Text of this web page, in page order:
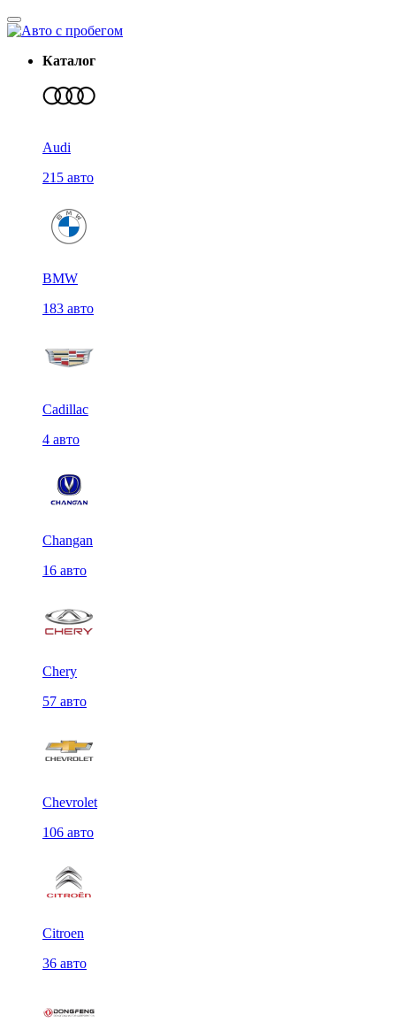
Каталог
Audi
215 авто
BMW
183 авто
Cadillac
4 авто
Changan
16 авто
Chery
57 авто
Chevrolet
106 авто
Citroen
36 авто